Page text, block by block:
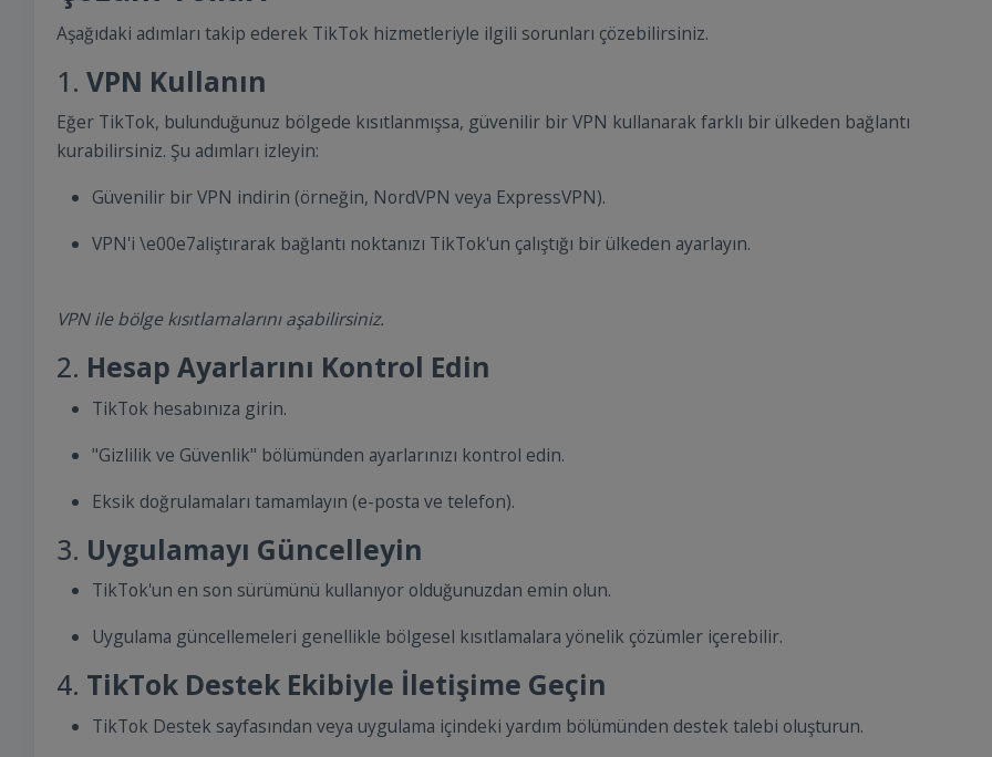
Aşağıdaki adımları takip ederek TikTok hizmetleriyle ilgili sorunları çözebilirsiniz.
1. VPN Kullanın
Eğer TikTok, bulunduğunuz bölgede kısıtlanmışsa, güvenilir bir VPN kullanarak farklı bir ülkeden bağlantı
kurabilirsiniz. Şu adımları izleyin:
Güvenilir bir VPN indirin (örneğin, NordVPN veya ExpressVPN).
VPN'i \e00e7aliştırarak bağlantı noktanızı TikTok'un çalıştığı bir ülkeden ayarlayın.
VPN ile bölge kısıtlamalarını aşabilirsiniz.
2. Hesap Ayarlarını Kontrol Edin
TikTok hesabınıza girin.
"Gizlilik ve Güvenlik" bölümünden ayarlarınızı kontrol edin.
Eksik doğrulamaları tamamlayın (e-posta ve telefon).
3. Uygulamayı Güncelleyin
TikTok'un en son sürümünü kullanıyor olduğunuzdan emin olun.
Uygulama güncellemeleri genellikle bölgesel kısıtlamalara yönelik çözümler içerebilir.
4. TikTok Destek Ekibiyle İletişime Geçin
TikTok Destek sayfasından veya uygulama içindeki yardım bölümünden destek talebi oluşturun.